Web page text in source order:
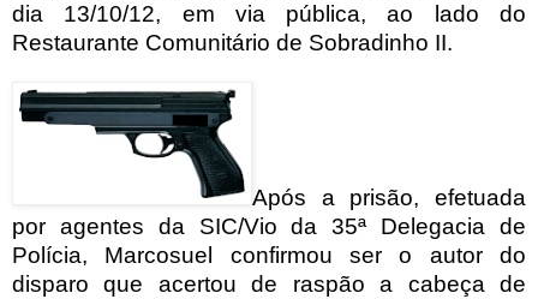
dia 13/10/12, em via pública, ao lado do
Restaurante Comunitário de Sobradinho II.
Após a prisão, efetuada
por agentes da SIC/Vio da 35ª Delegacia de
Polícia, Marcosuel confirmou ser o autor do
disparo que acertou de raspão a cabeça de